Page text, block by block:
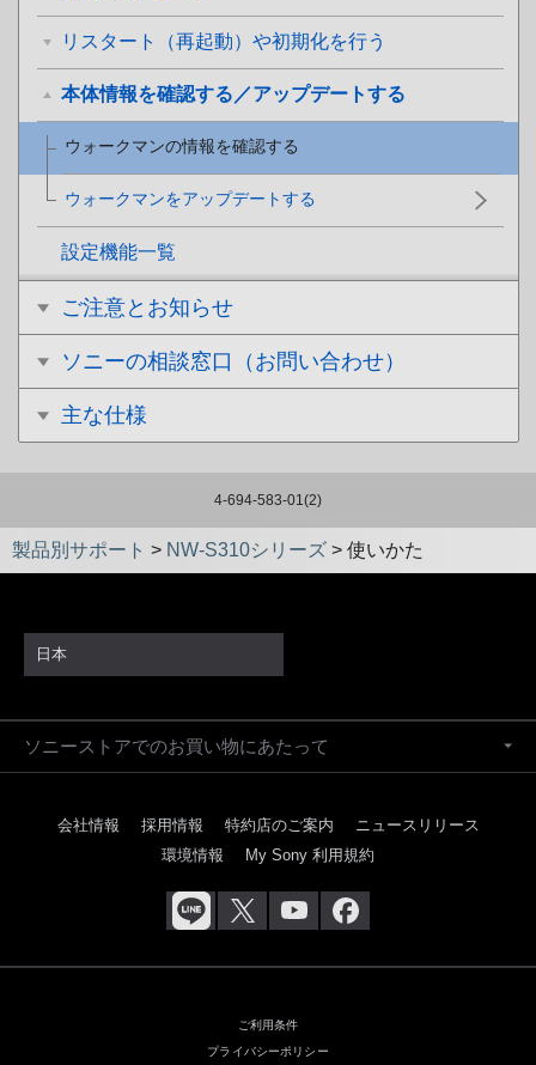
リスタート（再起動）や初期化を行う
本体情報を確認する／アップデートする
ウォークマンの情報を確認する
ウォークマンをアップデートする
設定機能一覧
ご注意とお知らせ
ソニーの相談窓口（お問い合わせ）
主な仕様
4-694-583-01(2)
製品別サポート > NW-S310シリーズ > 使いかた
日本
ソニーストアでのお買い物にあたって
会社情報 採用情報 特約店のご案内
ニュースリリース
環境情報
My Sony 利用規約
ご利用条件
プライバシーポリシー